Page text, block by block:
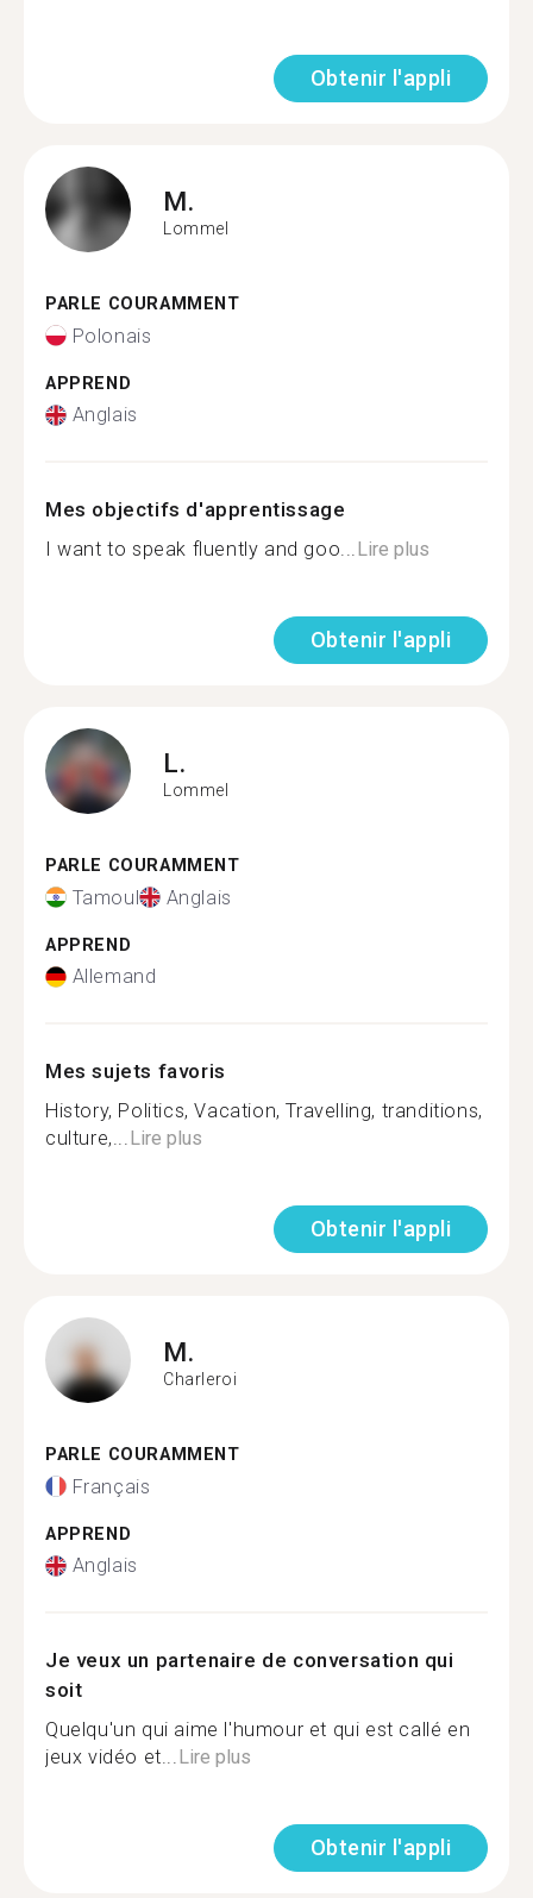
Obtenir l'appli
M.
Lommel
PARLE COURAMMENT
Polonais
APPREND
Anglais
Mes objectifs d'apprentissage
I want to speak fluently and goo...Lire plus
Obtenir l'appli
L.
Lommel
PARLE COURAMMENT
Tamoul Anglais
APPREND
Allemand
Mes sujets favoris
History, Politics, Vacation, Travelling, tranditions,
culture,...Lire plus
Obtenir l'appli
M.
Charleroi
PARLE COURAMMENT
Français
APPREND
Anglais
Je veux un partenaire de conversation qui
soit
Quelqu'un qui aime l'humour et qui est callé en
jeux vidéo et...Lire plus
Obtenir l'appli